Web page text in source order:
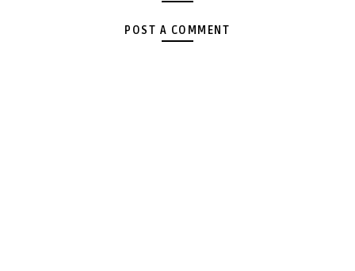
POST A COMMENT